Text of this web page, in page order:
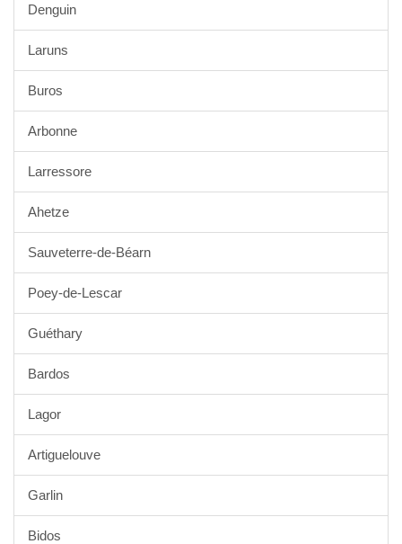
Denguin
Laruns
Buros
Arbonne
Larressore
Ahetze
Sauveterre-de-Béarn
Poey-de-Lescar
Guéthary
Bardos
Lagor
Artiguelouve
Garlin
Bidos